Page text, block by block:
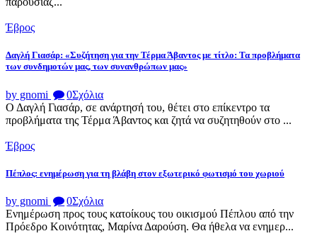
Έβρος
Δαγλή Γιασάρ: «Συζήτηση για την Τέρμα Άβαντος με τίτλο: Τα προβλήματα
των συνδημοτών μας, των συνανθρώπων μας»
by gnomi 0Σχόλια
Ο Δαγλή Γιασάρ, σε ανάρτησή του, θέτει στο επίκεντρο τα
προβλήματα της Τέρμα Άβαντος και ζητά να συζητηθούν στο ...
Έβρος
Πέπλος: ενημέρωση για τη βλάβη στον εξωτερικό φωτισμό του χωριού
by gnomi 0Σχόλια
Ενημέρωση προς τους κατοίκους του οικισμού Πέπλου από την
Πρόεδρο Κοινότητας, Μαρίνα Δαρούση. Θα ήθελα να ενημερ...